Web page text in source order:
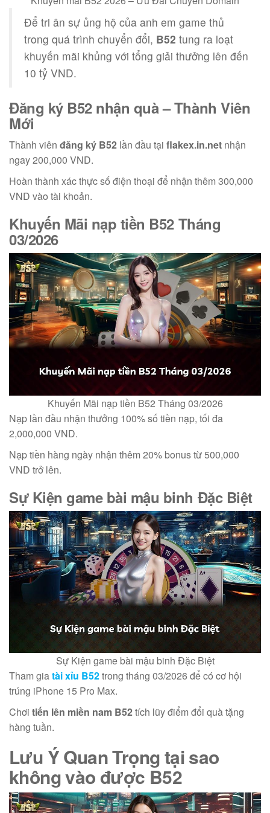
Để tri ân sự ủng hộ của anh em game thủ
trong quá trình chuyển đổi, B52 tung ra loạt
khuyến mãi khủng với tổng giải thưởng lên đến
10 tỷ VND.
Đăng ký B52 nhận quà– Thành Viên
Mới
Thành viên đăng ký B52 lần đầu tại flakex.in.net nhận
ngay 200,000 VND.
Hoàn thành xác thực số điện thoại để nhận thêm 300,000
VND vào tài khoản.
Khuyến Mãi nạp tiền B52Tháng
03/2026
Khuyến Mãi nạp tiền B52 Tháng 03/2026
Nạp lần đầu nhận thưởng 100% số tiền nạp, tối đa
2,000,000 VND.
Nạp tiền hàng ngày nhận thêm 20% bonus từ 500,000
VND trở lên.
Sự Kiện game bài mậu binh Đặc Biệt
Sự Kiện game bài mậu binh Đặc Biệt
Tham giatài xỉu B52trong tháng 03/2026 để có cơ hội
trúng iPhone 15 Pro Max.
Chơi tiến lên miền nam B52tích lũy điểm đổi quà tặng
hàng tuần.
Lưu Ý Quan Trọngtại sao
không vào được B52